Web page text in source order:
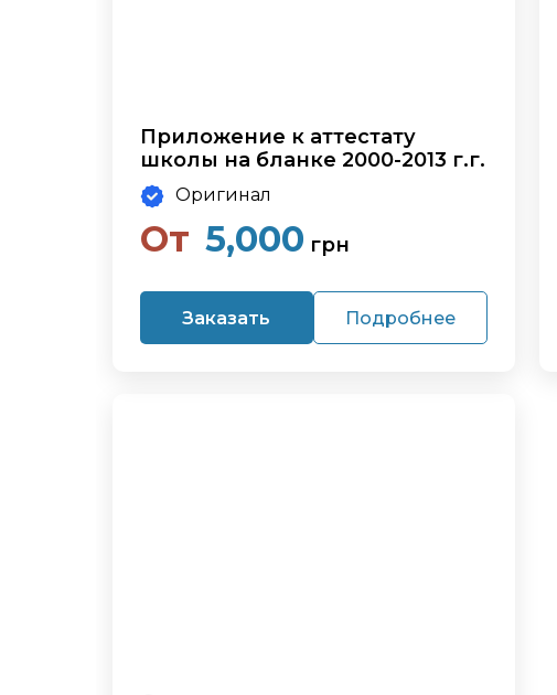
Приложение к аттестату
школы на бланке 2000-2013 г.г.
Оригинал
От 5,000 грн
Заказать Подробнее